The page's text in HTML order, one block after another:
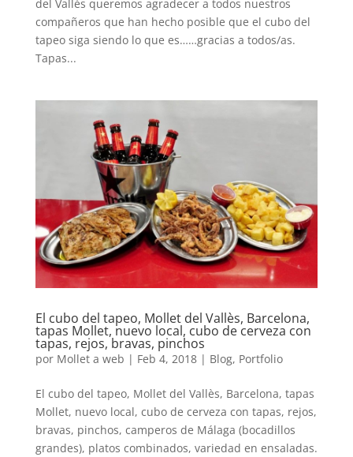
del Vallès queremos agradecer a todos nuestros
compañeros que han hecho posible que el cubo del
tapeo siga siendo lo que es……gracias a todos/as.
Tapas...
El cubo del tapeo, Mollet del Vallès, Barcelona,
tapas Mollet, nuevo local, cubo de cerveza con
tapas, rejos, bravas, pinchos
por Mollet a web | Feb 4, 2018| Blog, Portfolio
El cubo del tapeo, Mollet del Vallès, Barcelona, tapas
Mollet, nuevo local, cubo de cerveza con tapas, rejos,
bravas, pinchos, camperos de Málaga (bocadillos
grandes), platos combinados, variedad en ensaladas.